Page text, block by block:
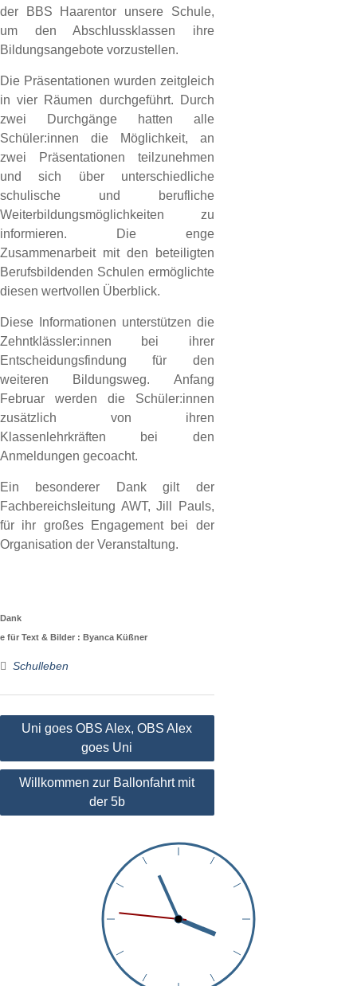
der BBS Haarentor unsere Schule,
um den Abschlussklassen ihre
Bildungsangebote vorzustellen.
Die Präsentationen wurden zeitgleich
in vier Räumen durchgeführt. Durch
zwei Durchgänge hatten alle
Schüler:innen die Möglichkeit, an
zwei Präsentationen teilzunehmen
und sich über unterschiedliche
schulische und berufliche
Weiterbildungsmöglichkeiten zu
informieren. Die enge
Zusammenarbeit mit den beteiligten
Berufsbildenden Schulen ermöglichte
diesen wertvollen Überblick.
Diese Informationen unterstützen die
Zehntklässler:innen bei ihrer
Entscheidungsfindung für den
weiteren Bildungsweg. Anfang
Februar werden die Schüler:innen
zusätzlich von ihren
Klassenlehrkräften bei den
Anmeldungen gecoacht.
Ein besonderer Dank gilt der
Fachbereichsleitung AWT, Jill Pauls,
für ihr großes Engagement bei der
Organisation der Veranstaltung.
Dank
e für Text & Bilder : Byanca Küßner
Schulleben
Beitragsnavigation
Uni goes OBS Alex, OBS Alex
goes Uni
Willkommen zur Ballonfahrt mit
der 5b